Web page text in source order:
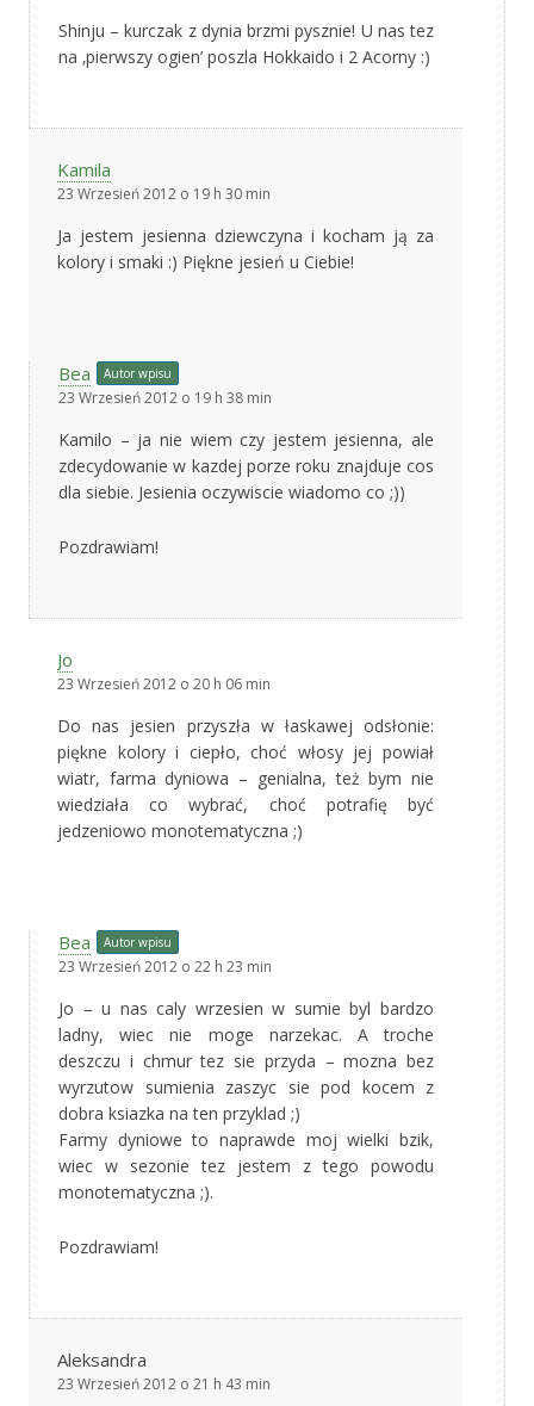
Shinju – kurczak z dynia brzmi pysznie! U nas tez
na ‚pierwszy ogien’ poszla Hokkaido i 2 Acorny :)
Kamila
23 Wrzesień 2012 o 19 h 30 min
Ja jestem jesienna dziewczyna i kocham ją za
kolory i smaki :) Piękne jesień u Ciebie!
Bea Autor wpisu
23 Wrzesień 2012 o 19 h 38 min
Kamilo – ja nie wiem czy jestem jesienna, ale
zdecydowanie w kazdej porze roku znajduje cos
dla siebie. Jesienia oczywiscie wiadomo co ;))
Pozdrawiam!
Jo
23 Wrzesień 2012 o 20 h 06 min
Do nas jesien przyszła w łaskawej odsłonie:
piękne kolory i ciepło, choć włosy jej powiał
wiatr, farma dyniowa – genialna, też bym nie
wiedziała co wybrać, choć potrafię być
jedzeniowo monotematyczna ;)
Bea Autor wpisu
23 Wrzesień 2012 o 22 h 23 min
Jo – u nas caly wrzesien w sumie byl bardzo
ladny, wiec nie moge narzekac. A troche
deszczu i chmur tez sie przyda – mozna bez
wyrzutow sumienia zaszyc sie pod kocem z
dobra ksiazka na ten przyklad ;)
Farmy dyniowe to naprawde moj wielki bzik,
wiec w sezonie tez jestem z tego powodu
monotematyczna ;).
Pozdrawiam!
Aleksandra
23 Wrzesień 2012 o 21 h 43 min